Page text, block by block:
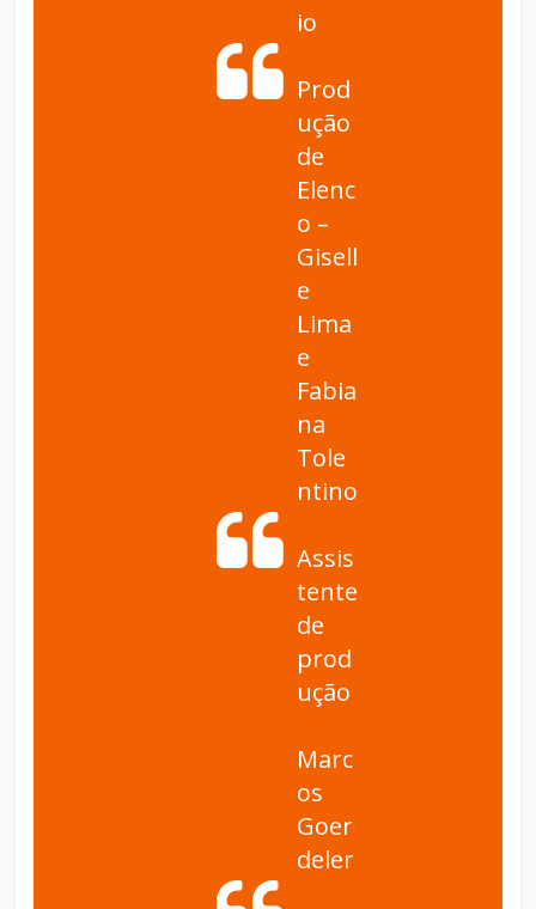
io
Prod
ução
de
Elenc
o –
Gisell
e
Lima
e
Fabia
na
Tole
ntino
Assis
tente
de
prod
ução
Marc
os
Goer
deler